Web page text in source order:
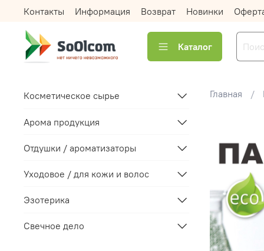
Контакты Информация Возврат Новинки
Каталог
Главная
Косметическое сырье
Арома продукция
Отдушки / ароматизаторы
Уходовое / для кожи и волос
Эзотерика
Свечное дело